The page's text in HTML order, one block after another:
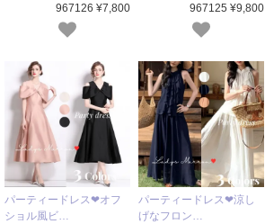
967126 ¥7,800
967125 ¥9,800
パーティードレス❤オフ
ショル風ビ…
パーティードレス❤涼し
げなフロン…